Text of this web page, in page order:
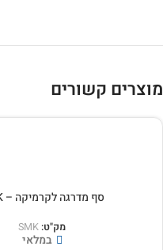
מוצרים קשורים
סף מדרגה לקרמיקה – SMK
מק"ט: SMK
במלאי